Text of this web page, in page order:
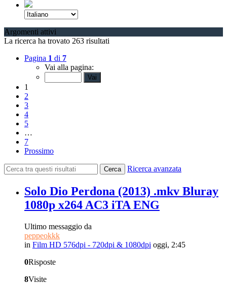
Argomenti attivi
La ricerca ha trovato 263 risultati
Pagina 1 di 7
Vai alla pagina:
1
2
3
4
5
…
7
Prossimo
Cerca Ricerca avanzata
Solo Dio Perdona (2013) .mkv Bluray
1080p x264 AC3 iTA ENG
Ultimo messaggio da
peppeokkk
in Film HD 576dpi - 720dpi & 1080dpi oggi, 2:45
0Risposte
8Visite